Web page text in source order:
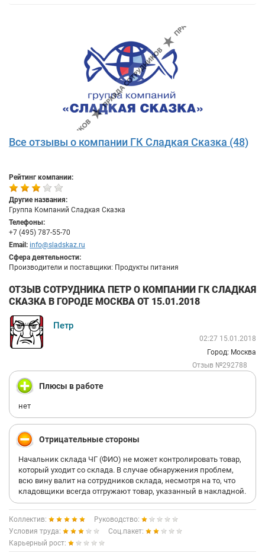
Все отзывы о компании ГК Сладкая Сказка (48)
Рейтинг компании:
Другие названия:
Группа Компаний Сладкая Сказка
Телефоны:
+7 (495) 787-55-70
Email: info@sladskaz.ru
Сфера деятельности:
Производители и поставщики: Продукты питания
ОТЗЫВ СОТРУДНИКА ПЕТР О КОМПАНИИ ГК СЛАДКАЯ
СКАЗКА В ГОРОДЕ МОСКВА ОТ 15.01.2018
Петр
02:27 15.01.2018
Город: Москва
Отзыв №292788
Плюсы в работе
нет
Отрицательные стороны
Начальник склада ЧГ (ФИО) не может контролировать товар,
который уходит со склада. В случае обнаружения проблем,
всю вину валит на сотрудников склада, несмотря на то, что
кладовщики всегда отгружают товар, указанный в накладной.
Коллектив:
Руководство:
Условия труда:
Соц.пакет:
Карьерный рост: